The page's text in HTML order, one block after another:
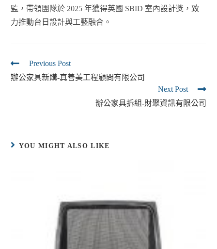
監，帶領團隊於 2025 年獲得英國 SBID 室內設計獎，致
力推動台日設計與工藝融合。
Previous Post
辦公家具新購-真善美工程顧問有限公司
Next Post
辦公家具拆組-財聚資訊有限公司
YOU MIGHT ALSO LIKE